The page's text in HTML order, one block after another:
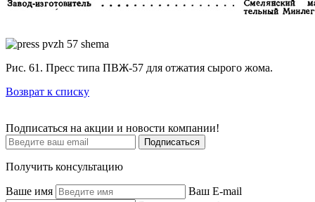
Рис. 61. Пресс типа ПВЖ-57 для отжатия сырого жома.
Возврат к списку
Подписаться на акции и новости компании!
Подписаться
Получить консультацию
Ваше имя
Ваш E-mail